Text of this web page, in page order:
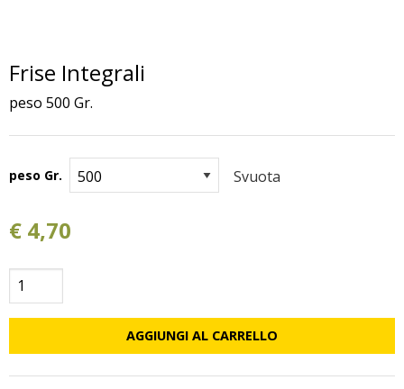
Frise Integrali
peso 500 Gr.
peso Gr. Svuota
€ 4,70
Frise
Integrali
quantità
AGGIUNGI AL CARRELLO